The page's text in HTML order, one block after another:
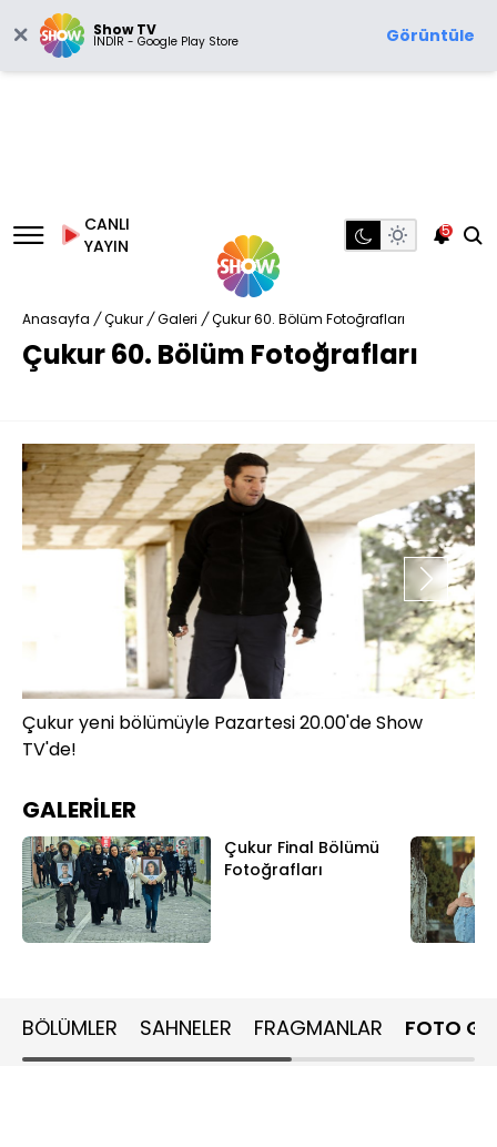
Show TV
İNDİR - Google Play Store Görüntüle
CANLI
YAYIN
5
Anasayfa / Çukur / Galeri / Çukur 60. Bölüm Fotoğrafları
Çukur 60. Bölüm Fotoğrafları
Çukur yeni bölümüyle Pazartesi 20.00'de Show
TV'de!
GALERİLER
Çukur Final Bölümü
Fotoğrafları
BÖLÜMLER SAHNELER FRAGMANLAR FOTO